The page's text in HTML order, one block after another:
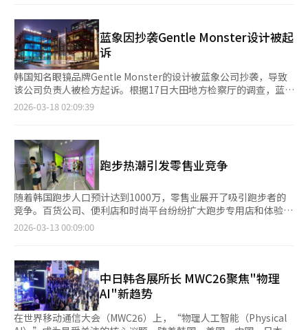
而，由于3D转换功能仅依靠设备芯片实现，快速移动的物体可能
会出现边缘像素模糊的现象。产品还配备了OSD（屏幕显示）菜
单，用户可以直接在眼镜上调整亮度、屏幕模式、屏幕大小、电子
变色、3D转换、刷新率等主要设置。Xreal相关人士表
示：“‘Xreal 1S’设计为即使是首次接触AR眼镜的用户也能无需
额外设置即可使用。通过全球首创的原生2D到3D转换功能和眼镜
独立操作功能，降低了AR体验的门槛。”显示屏采用索尼的0.68
英寸Micro-OLED面板，支持1200p分辨率和700尼特亮度。用户
Bose合作实现了空间感音效。视野角度（FOV）从原“Xreal
1”的50度扩大到52度，重量减轻至82克。Xreal相关人士表
示：“视野角度从原来的50°扩展到52°，重量减轻至82克，但价
格反而降低，性能却提高。”新产品已在Naver Smart Store的
Xreal Korea官方商城正式开售，未来将在Coupang和Toss
Shopping上销售。Xreal计划不仅扩展在线渠道，还将拓展线下销
售渠道。杨经理表示：“过去主要面向对技术感兴趣的用户，现在
正在扩展到普通消费者、职场人士和游戏玩家。我们努力提供不仅
升级优惠。活动期间，购买指定产品可免费升级至SmartLife或
SmartLife Pro镜片，具体条件可在合作眼镜店查询。此外，使用
升级优惠券购买蔡司镜片的客户还有机会赢得苹果AirPods Pro，
先到先得的奖品包括高档蓝光阻隔台灯、无线热敷眼部按摩器和星
巴克100元礼品卡。蔡司表示，由于各年龄段消费者因使用智能设
备而眼睛疲劳，越来越多的人选择在活动期间更换为定制的高级镜
片。蔡司希望通过与合作眼镜店的合作，为消费者提供最佳视力解
决方案，并提升日常生活中的视觉满意度。有关此次升级活动的详
（AI）系统翻译与编辑。
蓝象因抄袭Gentle Monster设计被起
诉
韩国知名眼镜品牌Gentle Monster的设计被蓝象公司抄袭，导致
该公司负责人被检方起诉。根据17日大田地方检察厅的调查，蓝象
公司因涉嫌大量进口和销售模仿他人产品的眼镜而被起诉。公司负
Monster的产品，然后委托海外制造商进行复制。3D扫描分析显
示，50款被指控抄袭的产品中有29款与原产品误差在1毫米以内，
18款的相似度超过99%。蓝象的销售额在开始复制Gentle
Monster设计后迅速增长，从2022年的9亿韩元增至2024年的300
亿韩元。法院认为这些收入可能是非法所得，并下令追缴78亿韩
元。Gentle Monster的母公司表示，眼镜设计需要长时间和大量
人力投入，抄袭行为破坏了创作生态。公司希望此次事件能促进公
平市场环境的建立。蓝象公司则认为眼镜设计难以避免相似性，并
已辞职，公司转为由新任命的专业管理团队领导。※ 本报道经人
工智能（AI）系统翻译与编辑。
2026-03-18 02:09:39
跑步热潮引发零售业竞争
随着韩国跑步人口预计达到1000万，零售业展开了吸引跑步者的
竞争。百货公司、便利店和时尚平台纷纷扩大跑步专用店和体验空
间，以吸引不断增长的跑步消费。 据业内消息，现代百货将于17
跑步品牌如“Rider”眼镜、“Kalec”服装和“Cielle”帽子将入
驻。现代百货的运动专卖店“EQL Performance Club”也将在此
独家亮相。 特别是“Good Runner Company”提供足部扫描和
鞋子试穿等体验服务，分析足型和跑步习惯，推荐合适的跑鞋。
现代百货去年与跑步相关的销售额同比增长35.8%，今年1至2月的
2026-03-13 00:09:00
中日韩各展所长 MWC26聚焦"物理
AI"新趋势
在世界移动通信大会（MWC26）上，“物理人工智能（Physical